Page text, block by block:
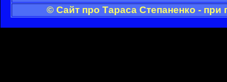
© Сайт про Тараса Степаненко -